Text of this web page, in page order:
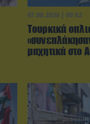
07.08.2026 | 00:02
Τουρκικά
μαχητικά στο